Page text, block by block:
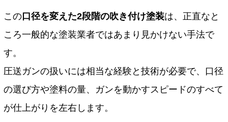
この 口径を変えた2段階の吹き付け塗装は、正直なと
ころ一般的な塗装業者ではあまり見かけない手法で
す。
圧送ガンの扱いには相当な経験と技術が必要で、口径
の選び方や塗料の量、ガンを動かすスピードのすべて
が仕上がりを左右します。